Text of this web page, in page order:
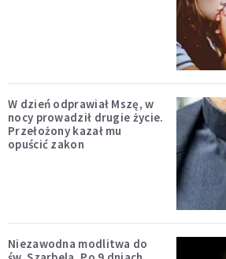
W dzień odprawiał Mszę, w
nocy prowadził drugie życie.
Przełożony kazał mu
opuścić zakon
Niezawodna modlitwa do